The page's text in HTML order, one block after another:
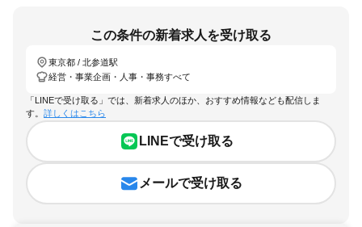
この条件の新着求人を受け取る
東京都 / 北参道駅
経営・事業企画・人事・事務すべて
「LINEで受け取る」では、新着求人のほか、おすすめ情報なども配信しま
す。 詳しくはこちら
LINEで受け取る
メールで受け取る